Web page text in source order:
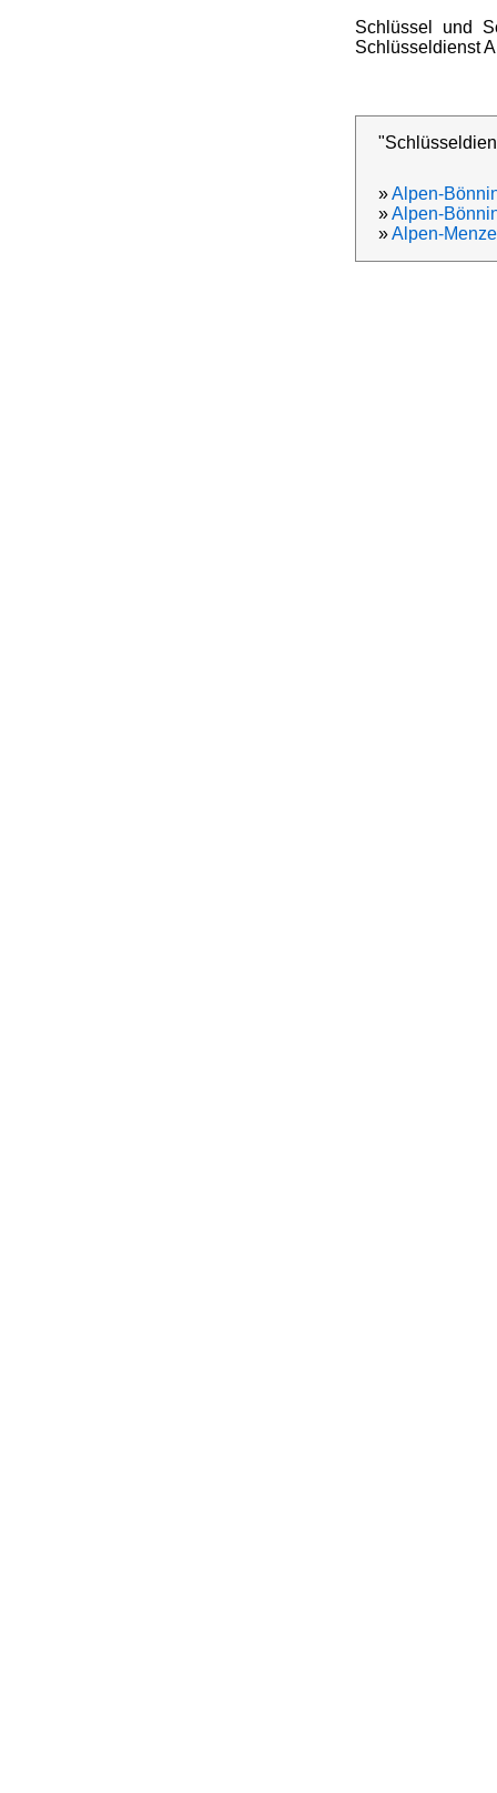
Schlüssel und
Schlüsseldienst
»Alpen-
»Alpen-
»Alpen-